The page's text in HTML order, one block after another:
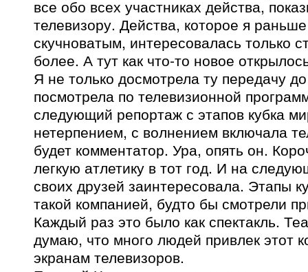
все обо всех участниках действа,
телевизору. Действа, которое я
скучноватым, интересовалась только
более. А тут как что-то новое
Я не только досмотрела ту передачу
посмотрела по телевизионной
следующий репортаж с этапов кубка
нетерпением, с волнением включала
будет комментатор. Ура, опять он.
легкую атлетику в тот год. И на
своих друзей заинтересовала. Этапы
такой компанией, будто бы смотрели
Каждый раз это было как спектакль.
думаю, что много людей привлек этот
экранам телевизоров.